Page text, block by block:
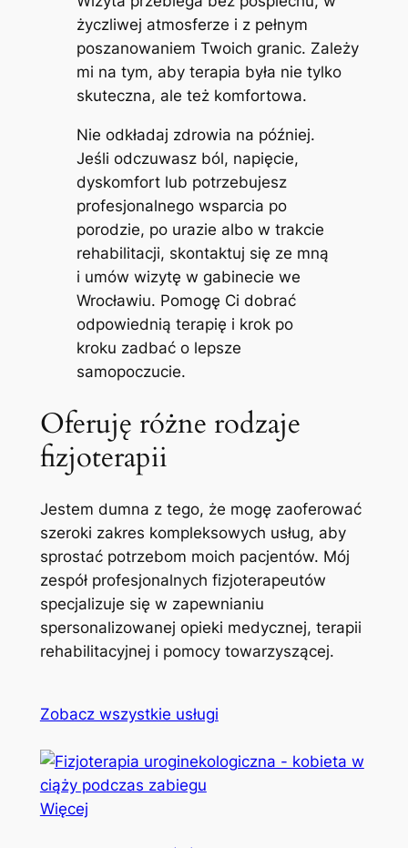
życzliwej atmosferze i z pełnym
poszanowaniem Twoich granic. Zależy
mi na tym, aby terapia była nie tylko
skuteczna, ale też komfortowa.
Nie odkładaj zdrowia na później.
Jeśli odczuwasz ból, napięcie,
dyskomfort lub potrzebujesz
profesjonalnego wsparcia po
porodzie, po urazie albo w trakcie
rehabilitacji, skontaktuj się ze mną
i umów wizytę w gabinecie we
Wrocławiu. Pomogę Ci dobrać
odpowiednią terapię i krok po
kroku zadbać o lepsze
samopoczucie.
Oferuję różne rodzaje
fizjoterapii
Jestem dumna z tego, że mogę zaoferować
szeroki zakres kompleksowych usług, aby
sprostać potrzebom moich pacjentów. Mój
zespół profesjonalnych fizjoterapeutów
specjalizuje się w zapewnianiu
spersonalizowanej opieki medycznej, terapii
rehabilitacyjnej i pomocy towarzyszącej.
Zobacz wszystkie usługi
Więcej